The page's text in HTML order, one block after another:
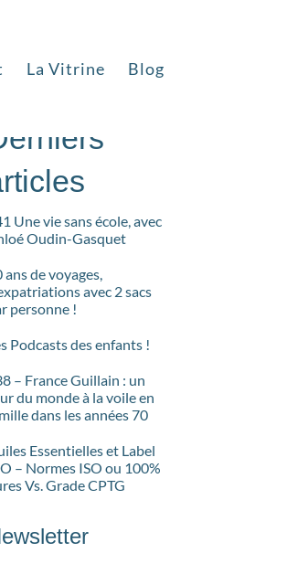
La Vitrine Blog
Rechercher
Une vie sans école, avec
Oudin-Gasquet
ans de voyages,
avec 2 sacs
personne !
Podcasts des enfants !
– France Guillain : un
du monde à la voile en
dans les années 70
Essentielles et Label
– Normes ISO ou 100%
Vs. Grade CPTG